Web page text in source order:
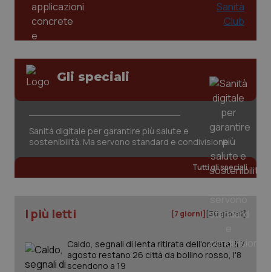
Gli speciali
Sanità digitale per garantire più salute e
sostenibilità. Ma servono standard e condivisione
Tutti gli speciali
I più letti [7 giorni] [30 giorni]
Caldo, segnali di lenta ritirata dell'ondata: il 7
agosto restano 26 città da bollino rosso, l'8
scendono a 19
CookieScriptConsent
CookieScript
www.quotidianosanita.it
5
tracking-sites-ironfish-
tracking-enable
www.quotidianosanita.it